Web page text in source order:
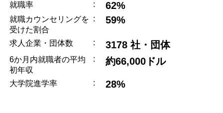
就職率 : 62%
就職カウンセリングを
受けた割合
: 59%
求人企業・団体数 : 3178 社・団体
6か月内就職者の平均
初年収
: 約66,000ドル
大学院進学率 : 28%